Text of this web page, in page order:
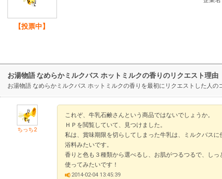
【投票中】
お湯物語 なめらかミルクバス ホットミルクの香りのリクエスト理由
お湯物語 なめらかミルクバス ホットミルクの香りを最初にリクエストした人の
ちっち2
これぞ、牛乳石鹸さんという商品ではないでしょうか。
ＨＰを閲覧していて、見つけました。
私は、賞味期限を切らしてしまった牛乳は、ミルクバス
浴料みたいです。
香りと色も３種類から選べるし、お肌がつるつるで、しっ
使ってみたいです！
2014-02-04 13:45:39